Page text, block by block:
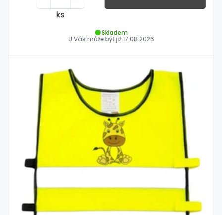
ks
Skladem
U Vás může být již17.08.2026